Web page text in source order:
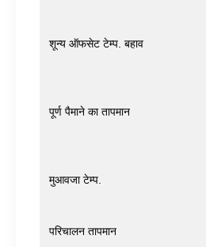
शून्य ऑफसेट टेम्प. बहाव
पूर्ण पैमाने का तापमान
मुआवजा टेम्प.
परिचालन तापमान